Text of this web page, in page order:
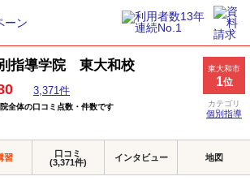
指導学院 東大和校
3,371件
全体の口コミ点数・件数です
東大和市
1位
カテゴリ
個別指導
習
口コミ
(3,371件)
インタビュー 地図